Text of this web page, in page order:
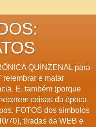
QUINZENAL para
relembrar e matar
E, também (porque
coisas da época
FOTOS dos símbolos
70), tiradas da WEB e